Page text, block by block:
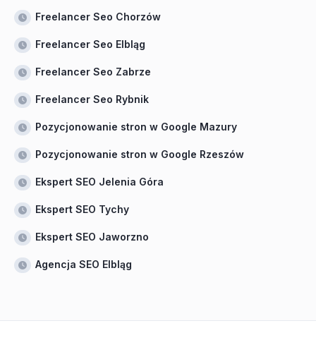
Freelancer Seo Chorzów
Freelancer Seo Elbląg
Freelancer Seo Zabrze
Freelancer Seo Rybnik
Pozycjonowanie stron w Google Mazury
Pozycjonowanie stron w Google Rzeszów
Ekspert SEO Jelenia Góra
Ekspert SEO Tychy
Ekspert SEO Jaworzno
Agencja SEO Elbląg